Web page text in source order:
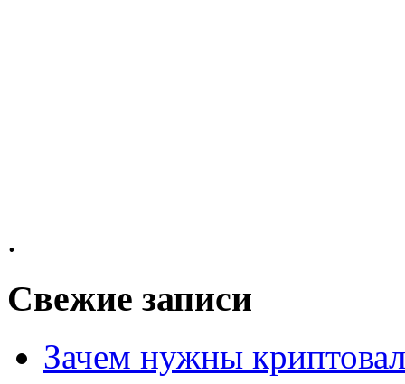
.
Свежие записи
Зачем нужны